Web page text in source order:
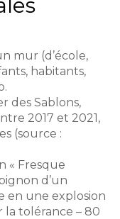
mur (d’école,
habitants,
des Sablons,
2017 et 2021,
(source :
« Fresque
d’un
en une explosion
la tolérance – 80